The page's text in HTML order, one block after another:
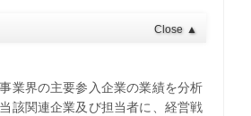
Close ▲
事業界の主要参入企業の業績を分析
該関連企業及び担当者に、経営戦